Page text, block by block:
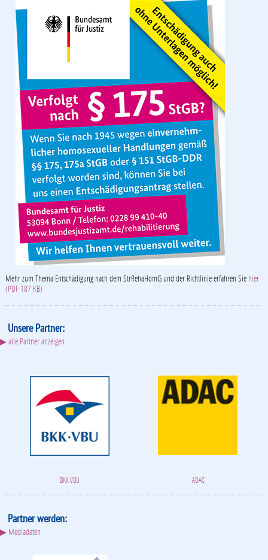
Mehr zum Thema Entschädigung nach dem StrRehaHomG und der Richtlinie erfahren Sie hier
(PDF 187 KB)
Unsere Partner:
▶ alle Partner anzeigen
BKK VBU ADAC
Partner werden:
▶ Mediadaten